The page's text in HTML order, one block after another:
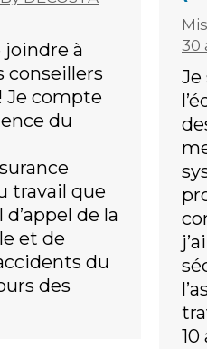
joindre à
conseillers
Je compte
du
travail que
de la
et de
du
des
30
Je
10